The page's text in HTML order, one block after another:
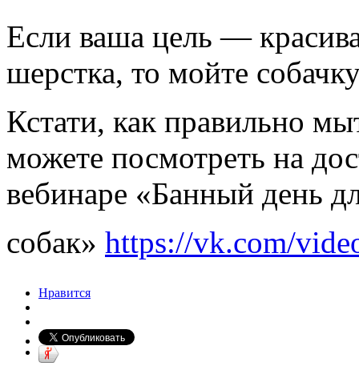
Если ваша цель —
шерстка, то мойте
Кстати, как правильно
можете посмотреть на
вебинаре «Банный день
собак» https://vk.com/
Нравится